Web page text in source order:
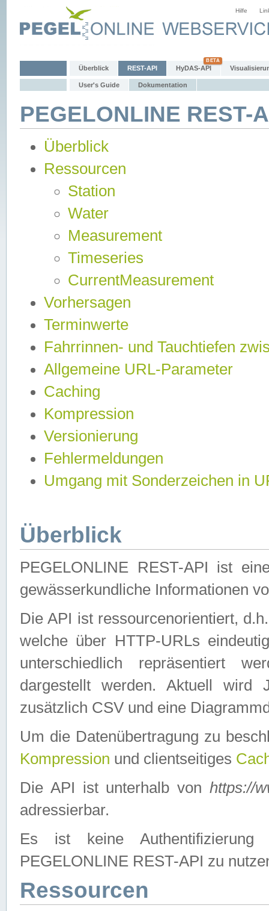
Hilfe
Überblick REST-API HyDAS-API
User's Guide Dokumentation
PEGELONLINE
Überblick
Ressourcen
Station
Water
Measurement
Timeseries
CurrentMeasurement
Vorhersagen
Terminwerte
Fahrrinnen- und Tauchtiefen
Allgemeine URL-Parameter
Caching
Kompression
Versionierung
Fehlermeldungen
Umgang mit Sonderzeichen in
Überblick
PEGELONLINE REST-API ist
gewässerkundliche Informationen
Die API ist ressourcenorientiert,
welche über HTTP-URLs
unterschiedlich repräsentiert
dargestellt werden. Aktuell wird
zusätzlich CSV und eine
Um die Datenübertragung zu
Kompression und clientseitiges
Die API ist unterhalb von https://
adressierbar.
Es ist keine
PEGELONLINE REST-API zu
Ressourcen